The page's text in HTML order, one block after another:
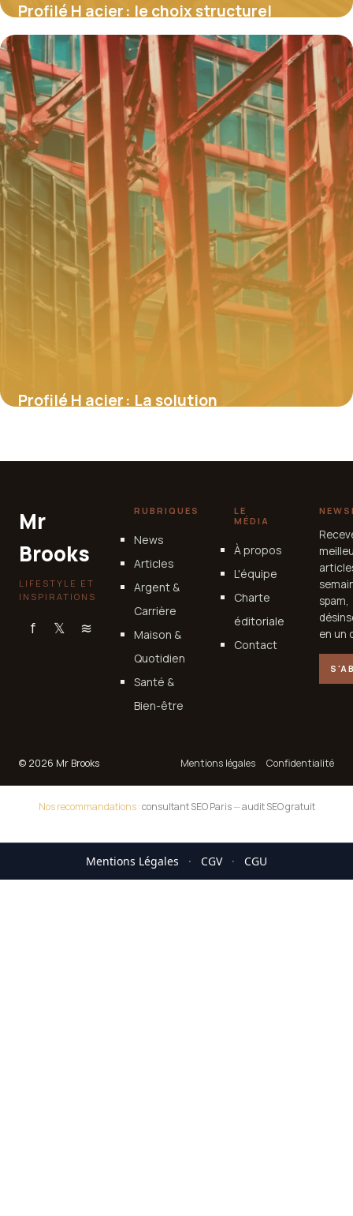
Profilé H acier : le choix structurel
performant pour la construction
métallique
4 juillet 2025
Profilé H acier : La solution
Mr
Brooks
LIFESTYLE ET
INSPIRATIONS
f 𝕏 ≋
RUBRIQUES
News
Articles
Argent &
Carrière
Maison &
Quotidien
Santé &
Bien-être
LE
MÉDIA
À propos
L'équipe
Charte
éditoriale
Contact
spam,
en un
© 2026 Mr Brooks Mentions légales Confidentialité
Nos recommandations :consultant SEO Paris—audit SEO gratuit
Mentions Légales · CGV · CGU